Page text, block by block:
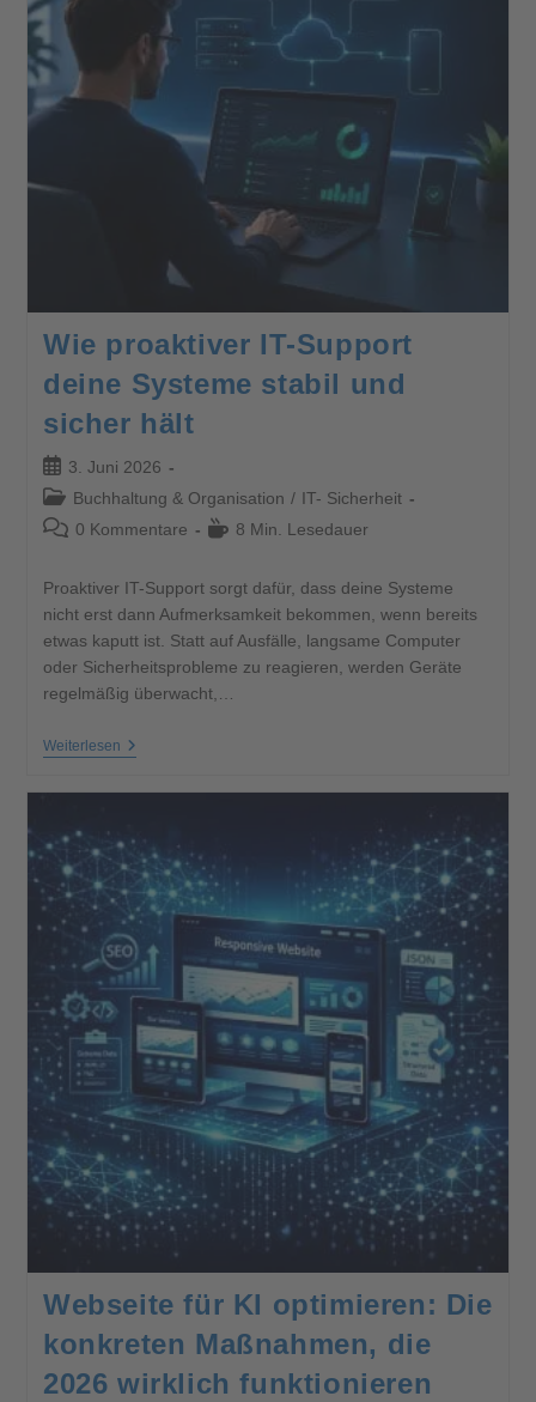
Wie proaktiver IT-Support
deine Systeme stabil und
sicher hält
3. Juni 2026
Buchhaltung & Organisation / IT- Sicherheit
0 Kommentare
8 Min. Lesedauer
Proaktiver IT-Support sorgt dafür, dass deine Systeme
nicht erst dann Aufmerksamkeit bekommen, wenn bereits
etwas kaputt ist. Statt auf Ausfälle, langsame Computer
oder Sicherheitsprobleme zu reagieren, werden Geräte
regelmäßig überwacht,…
Weiterlesen
Webseite für KI optimieren: Die
konkreten Maßnahmen, die
2026 wirklich funktionieren